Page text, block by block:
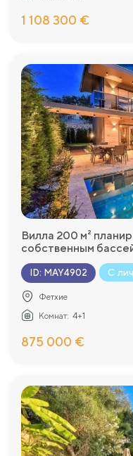
1 108 300 €
Вилла 200 м²
собственным
ID: MAY4902 С
Фетхие
Комнат: 4+1
875 000 €